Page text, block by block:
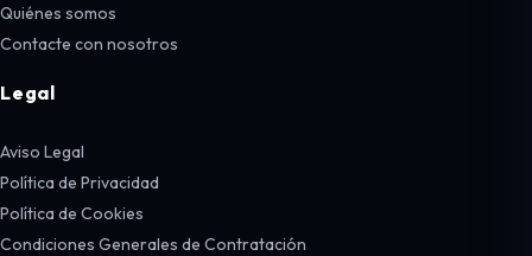
Quiénes somos
Contacte con nosotros
Legal
Aviso Legal
Política de Privacidad
Política de Cookies
Condiciones Generales de Contratación